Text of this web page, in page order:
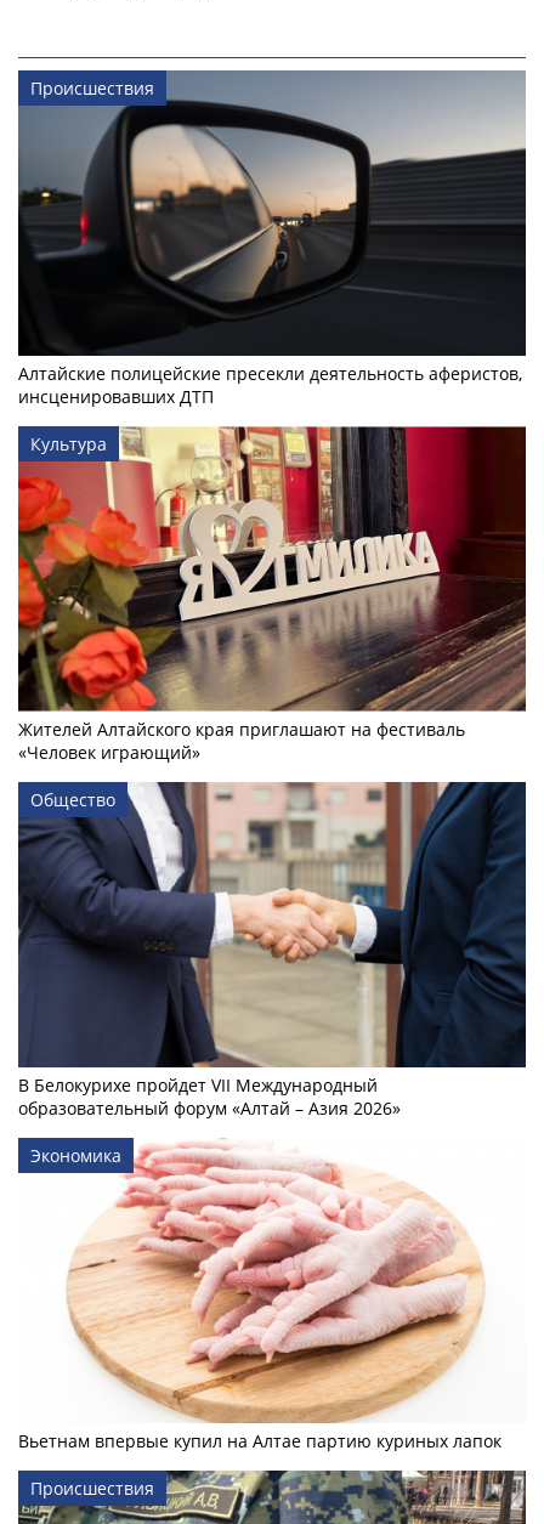
Происшествия
Алтайские полицейские пресекли деятельность аферистов,
инсценировавших ДТП
Культура
Жителей Алтайского края приглашают на фестиваль
«Человек играющий»
Общество
В Белокурихе пройдет VII Международный
образовательный форум «Алтай – Азия 2026»
Экономика
Вьетнам впервые купил на Алтае партию куриных лапок
Происшествия